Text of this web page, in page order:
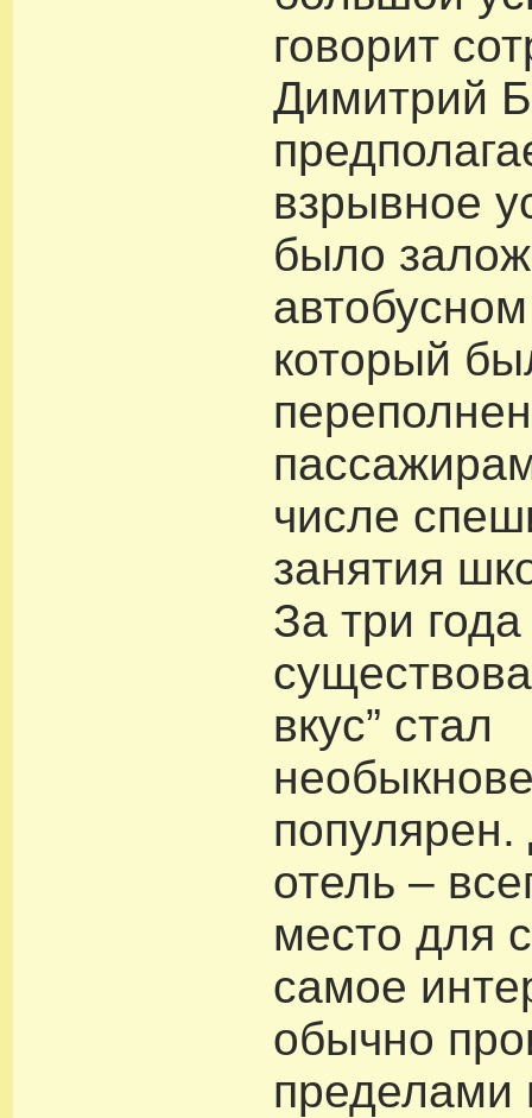
говорит
Димитрий
взрывное
было
который
переполнен
числе
занятия
За три года
вкус” стал
отель –
место для
самое
обычно
пределами